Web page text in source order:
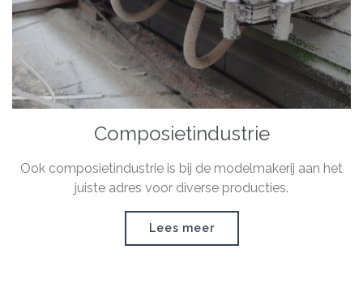
Composietindustrie
Ook composietindustrie is bij de modelmakerij aan het
juiste adres voor diverse producties.
Lees meer